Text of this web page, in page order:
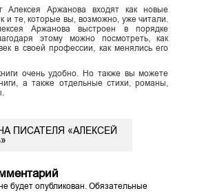
Алексея Аржанова входят как новые
и те, которые вы, возможно, уже читали.
Аржанова выстроен в порядке
этому можно посмотреть, как
в своей профессии, как менялись его
очень удобно. Но также вы можете
а также отдельные стихи, романы,
ПИСАТЕЛЯ «АЛЕКСЕЙ
будет опубликован.Обязательные